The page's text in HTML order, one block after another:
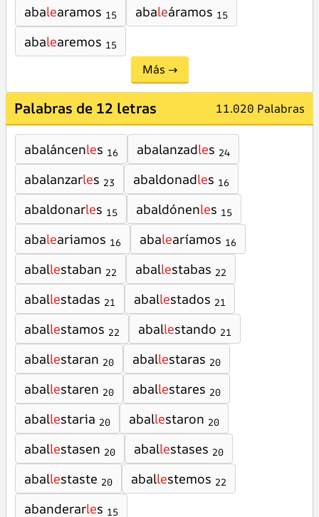
abalearamos 15 abaleáramos 15
abalearemos 15
Más →
Palabras de 12 letras 11.020 Palabras
abaláncenles 16 abalanzadles 24
abalanzarles 23 abaldonadles 16
abaldonarles 15 abaldónenles 15
abaleariamos 16 abalearíamos 16
aballestaban 22 aballestabas 22
aballestadas 21 aballestados 21
aballestamos 22 aballestando 21
aballestaran 20 aballestaras 20
aballestaren 20 aballestares 20
aballestaria 20 aballestaron 20
aballestasen 20 aballestases 20
aballestaste 20 aballestemos 22
abanderarles 15